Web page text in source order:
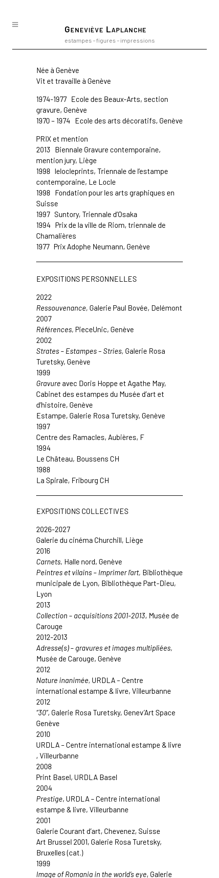
Geneviève Laplanche
estampes – figures – impressions
Née à Genève
Vit et travaille à Genève
1974-1977 Ecole des Beaux-Arts, section
gravure, Genève
1970 – 1974 Ecole des arts décoratifs, Genève
PRIX et mention
2013 Biennale Gravure contemporaine,
mention jury, Liège
1998 lelocleprints, Triennale de l’estampe
contemporaine, Le Locle
1998 Fondation pour les arts graphiques en
Suisse
1997 Suntory, Triennale d’Osaka
1994 Prix de la ville de Riom, triennale de
Chamalières
1977 Prix Adophe Neumann, Genève
EXPOSITIONS PERSONNELLES
2022
Ressouvenance, Galerie Paul Bovée, Delémont
2007
Références, PieceUnic, Genève
2002
Strates – Estampes– Stries, Galerie Rosa
Turetsky, Genève
1999
Gravure avec Doris Hoppe et Agathe May,
Cabinet des estampes du Musée d’art et
d’histoire, Genève
Estampe, Galerie Rosa Turetsky, Genève
1997
Centre des Ramacles, Aubières, F
1994
Le Château, Boussens CH
1988
La Spirale, Fribourg CH
EXPOSITIONS COLLECTIVES
2026-2027
Galerie du cinéma Churchill, Liège
2016
Carnets, Halle nord, Genève
Peintres et vilains – Imprimer l’art, Bibliothèque
municipale de Lyon, Bibliothèque Part-Dieu,
Lyon
2013
Collection – acquisitions 2001-2013, Musée de
Carouge
2012-2013
Adresse(s) – gravures et images multipliées,
Musée de Carouge, Genève
2012
Nature inanimée, URDLA – Centre
international estampe & livre, Villeurbanne
2012
“30”, Galerie Rosa Turetsky, Genev’Art Space
Genève
2010
URDLA – Centre international estampe & livre
, Villeurbanne
2008
Print Basel, URDLA Basel
2004
Prestige, URDLA – Centre international
estampe & livre, Villeurbanne
2001
Galerie Courant d’art, Chevenez, Suisse
Art Brussel 2001, Galerie Rosa Turetsky,
Bruxelles (cat.)
1999
Image of Romania in the world’s eye, Galerie